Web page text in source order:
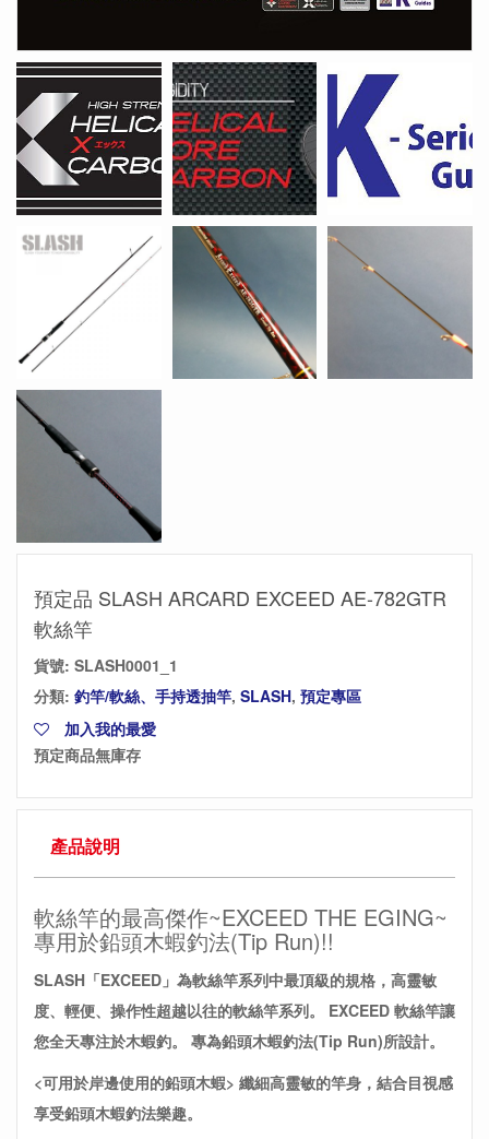
預定品 SLASH ARCARD EXCEED AE-782GTR
軟絲竿
貨號: SLASH0001_1
分類: 釣竿/軟絲、手持透抽竿, SLASH, 預定專區
加入我的最愛
預定商品無庫存
產品說明
軟絲竿的最高傑作~EXCEED THE EGING~
專用於鉛頭木蝦釣法(Tip Run)!!
SLASH「EXCEED」為軟絲竿系列中最頂級的規格，高靈敏
度、輕便、操作性超越以往的軟絲竿系列。
EXCEED 軟絲竿讓
您全天專注於木蝦釣。 專為鉛頭木蝦釣法(Tip Run)所設計。
<可用於岸邊使用的鉛頭木蝦> 纖細高靈敏的竿身，結合目視感
享受鉛頭木蝦釣法樂趣。